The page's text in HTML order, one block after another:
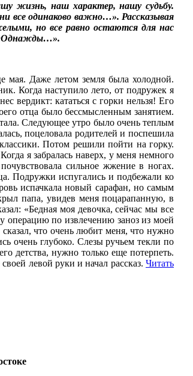
жизнь, наш характер, нашу судьбу.
все одинаково важно…». Рассказывая
но все равно остаются для нас
«Однажды…».
мая. Даже летом земля была холодной.
Когда наступило лето, от подружек я
вердикт: кататься с горки нельзя! Его
отца было бессмысленным занятием.
Следующее утро было очень теплым
поцеловала родителей и поспешила
Потом решили пойти на горку.
я забралась наверх, у меня немного
сильное жжение в ногах.
Подружки испугались и подбежали ко
испачкала новый сарафан, но самым
папа, увидев меня поцарапанную, в
«Бедная моя девочка, сейчас мы все
операцию по извлечению заноз из моей
что очень любит меня, что нужно
очень глубоко. Слезы ручьем текли по
детства, нужно только еще потерпеть.
левой руки и начал рассказ. Читать